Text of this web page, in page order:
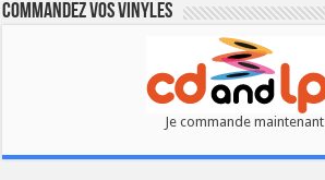
Commandez vos vinyles
Je commande maintenant